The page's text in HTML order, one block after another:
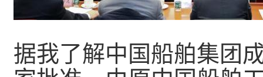
据我了解中国船舶集团